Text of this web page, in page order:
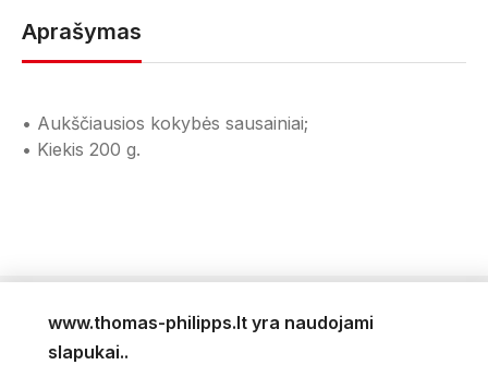
Aprašymas
• Aukščiausios kokybės sausainiai;
• Kiekis 200 g.
www.thomas-philipps.lt yra naudojami
slapukai..